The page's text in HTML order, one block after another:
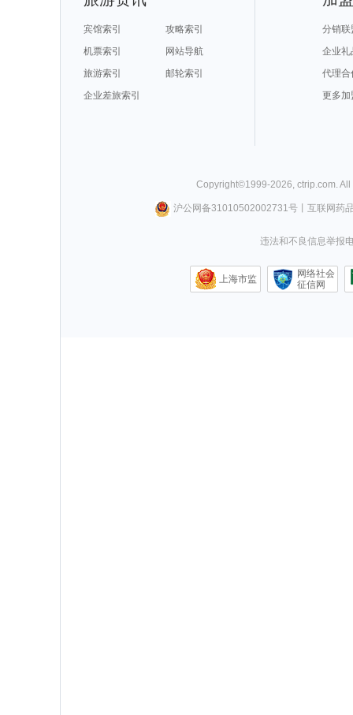
宾馆索引
攻略索引
机票索引
网站导航
旅游索引
邮轮索引
企业差旅索引
分销联
企业礼
代理合
更多加
Copyright©1999-2026 ctrip.com .
沪公网备31010502002731号丨 互联网药
违法和不良信息举报
上海市监
网络社会
征信网